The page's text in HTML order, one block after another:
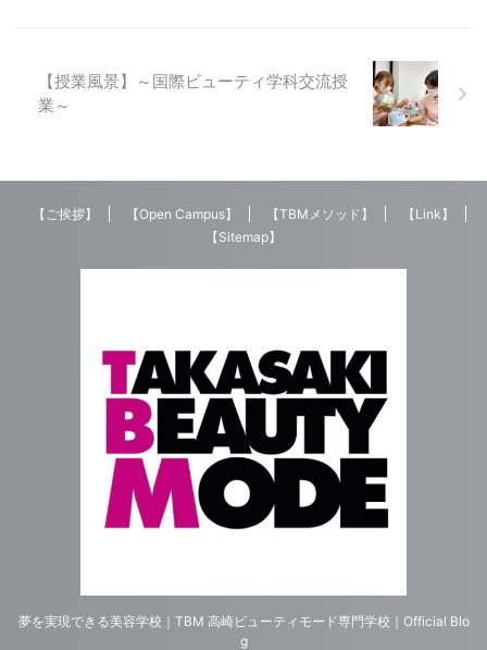
す。 label.mはファッションの聖
地、ロンドンファッションウィー
クにて唯一のオフィシャルプロダ
業で発展。近年アートで街の復興
を果たしたので見るもの全てが芸
術的です。 人柄もとても良くフ
しています。 （ビルバオの街並
【授業風景】～国際ビューティ学科交流授
業～
【ご挨拶】 【Open Campus】 【TBMメソッド】
【Link】
【Sitemap】
夢を実現できる美容学校｜TBM 高崎ビューティモード専門学校｜Official Blo
g